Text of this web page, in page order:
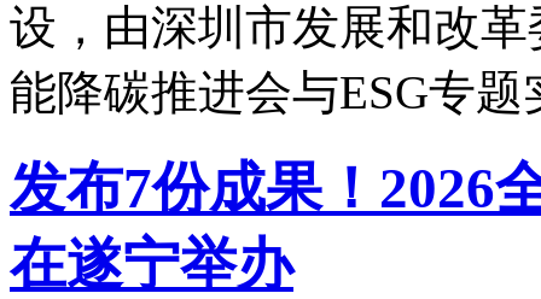
设，由深圳市发展和改
能降碳推进会与ESG专题
发布7份成果！2026
在遂宁举办